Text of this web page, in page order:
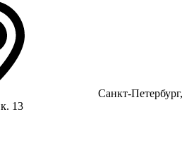
Санкт-Петербург,
13